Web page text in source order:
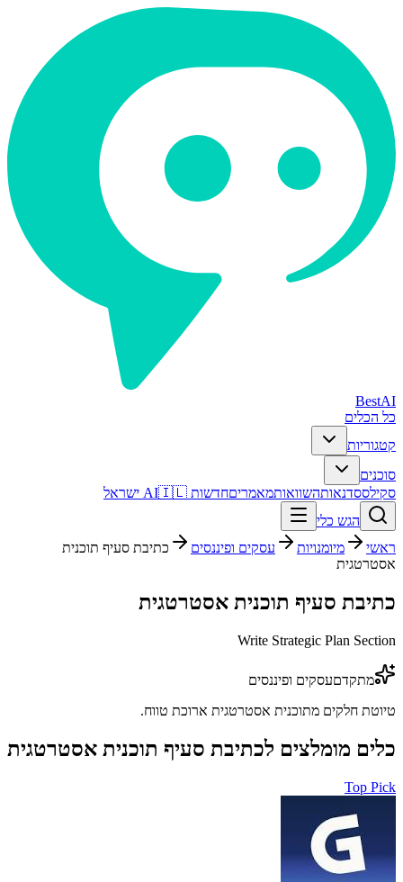
BestAI
כל הכלים
קטגוריות
סוכנים
סקילססדנאותהשוואותמאמריםחדשות AI 🇮🇱 ישראל
הגש כלי
ראשי
מיומנויות עסקים ופיננסים
כתיבת סעיף תוכנית
אסטרטגית
כתיבת סעיף תוכנית אסטרטגית
Write Strategic Plan Section
מתקדםעסקים ופיננסים
טיוטת חלקים מתוכנית אסטרטגית ארוכת טווח.
כלים מומלצים לכתיבת סעיף תוכנית אסטרטגית
Top Pick